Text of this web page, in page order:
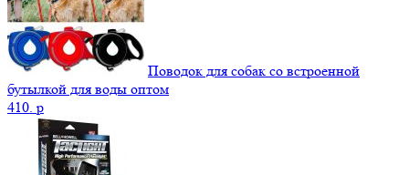
Поводок для собак со встроенной
бутылкой для воды оптом
410. p